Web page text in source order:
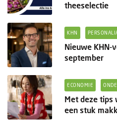
theeselectie
KHN
Nieuwe
september
ECONOMIE
Met deze tips
een stuk